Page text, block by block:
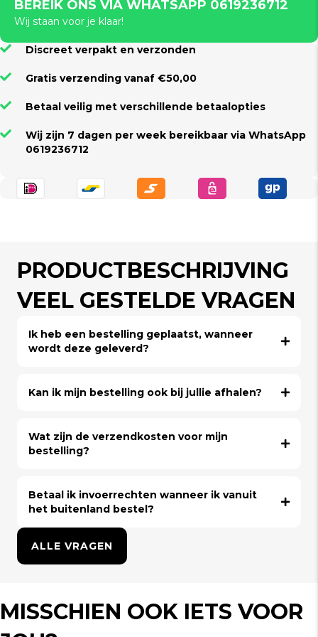
BEREIK ONS VIA WHATSAPP 0619236712
Wij staan voor je klaar!
Discreet verpakt en verzonden
Gratis verzending vanaf €50,00
Betaal veilig met verschillende betaalopties
Wij zijn 7 dagen per week bereikbaar via WhatsApp
0619236712
PRODUCTBESCHRIJVING
VEEL GESTELDE VRAGEN
Ik heb een bestelling geplaatst, wanneer
wordt deze geleverd?
Kan ik mijn bestelling ook bij jullie afhalen?
Wat zijn de verzendkosten voor mijn
bestelling?
Betaal ik invoerrechten wanneer ik vanuit
het buitenland bestel?
ALLE VRAGEN
MISSCHIEN OOK IETS VOOR